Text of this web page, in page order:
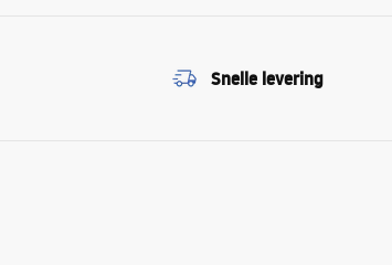
Snelle levering